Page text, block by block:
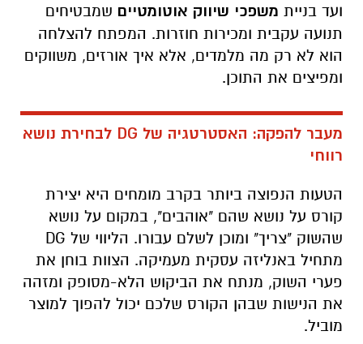
ועד בניית משפכי שיווק אוטומטיים שמבטיחים
תנועה עקבית ומכירות חוזרות. המפתח להצלחה
הוא לא רק מה מלמדים, אלא איך אורזים, משווקים
ומפיצים את התוכן.
מעבר להפקה: האסטרטגיה של DG
לבחירת נושא
רווחי
הטעות הנפוצה ביותר בקרב מומחים היא יצירת
קורס על נושא שהם "אוהבים", במקום על נושא
שהשוק "צריך" ומוכן לשלם עבורו. הליווי של DG
מתחיל באנליזה עסקית מעמיקה. הצוות בוחן את
פערי השוק, מנתח את הביקוש הלא-מסופק ומזהה
את הנישות שבהן הקורס שלכם יכול להפוך למוצר
מוביל.